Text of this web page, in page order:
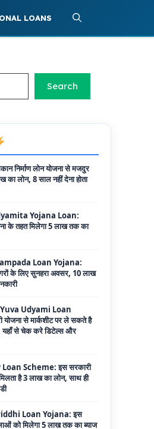
LOANS
Search
8 लाख तक का लोन, मिलती है
है 15% सब्सिडी
Loan
लोन, 8 साल नहीं देना होता
के तहत मिलेगा 5 लाख तक का
के लिए सुनहरा अवसर, 10 लाख
से मार्कशीट पर ले सकते है
से चेक करे डिटेल्स और
Scheme: इस सरकारी
है 3 लाख का लोन, साथ ही
को मिलेगा 5 लाख तक का ब्याज
है लाभ
से मिलता है दस लाख का लोन,